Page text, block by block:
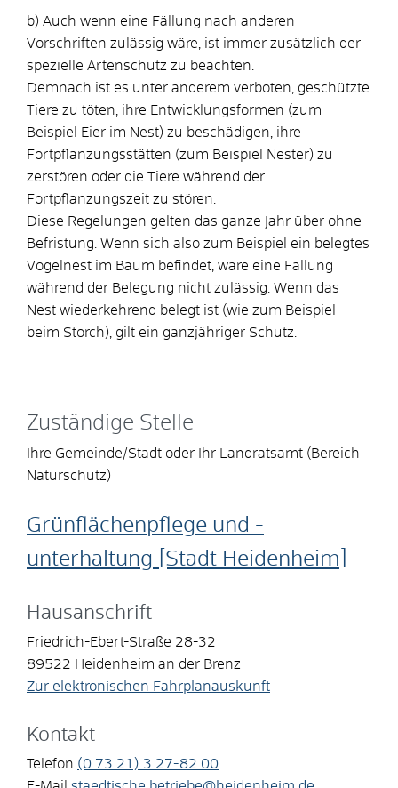
b) Auch wenn eine Fällung nach anderen
Vorschriften zulässig wäre, ist immer zusätzlich der
spezielle Artenschutz zu beachten.
Demnach ist es unter anderem verboten, geschützte
Tiere zu töten, ihre Entwicklungsformen (zum
Beispiel Eier im Nest) zu beschädigen, ihre
Fortpflanzungsstätten (zum Beispiel Nester) zu
zerstören oder die Tiere während der
Fortpflanzungszeit zu stören.
Diese Regelungen gelten das ganze Jahr über ohne
Befristung. Wenn sich also zum Beispiel ein belegtes
Vogelnest im Baum befindet, wäre eine Fällung
während der Belegung nicht zulässig. Wenn das
Nest wiederkehrend belegt ist (wie zum Beispiel
beim Storch) , gilt ein ganzjähriger Schutz.
Zuständige Stelle
Ihre Gemeinde/Stadt oder Ihr Landratsamt (Bereich
Naturschutz)
Grünflächenpflege und -
unterhaltung [Stadt Heidenheim]
Hausanschrift
Friedrich-Ebert-Straße 28-32
89522 Heidenheim an der Brenz
Zur elektronischen Fahrplanauskunft
Kontakt
Telefon (0 73 21) 3 27-82 00